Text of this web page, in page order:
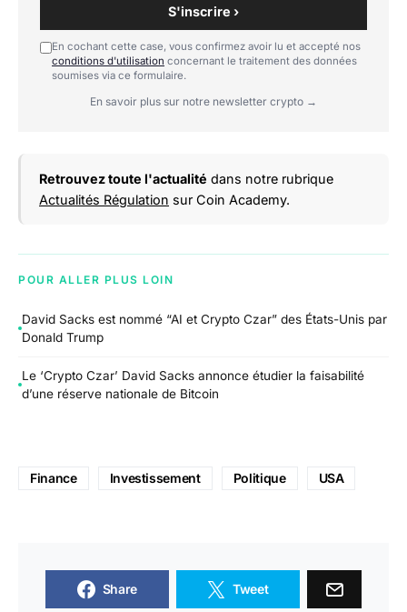
S'inscrire ›
En cochant cette case, vous confirmez avoir lu et accepté nos
conditions d'utilisation concernant le traitement des données
soumises via ce formulaire.
En savoir plus sur notre newsletter crypto →
Retrouvez toute l'actualité dans notre rubrique
Actualités Régulation sur Coin Academy.
POUR ALLER PLUS LOIN
David Sacks est nommé “AI et Crypto Czar” des États-Unis par
Donald Trump
Le ‘Crypto Czar’ David Sacks annonce étudier la faisabilité
d’une réserve nationale de Bitcoin
Finance Investissement Politique USA
Share Tweet